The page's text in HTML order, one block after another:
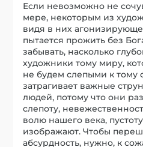
Если невозможно не
мере, некоторым из
видя в них
пытается прожить без
забывать, насколько
художники тому миру,
не будем слепыми к тому
затрагивает важные
людей, потому что они
слепоту,
волю нашего века,
изображают. Чтобы
абсурдность, нужно, к